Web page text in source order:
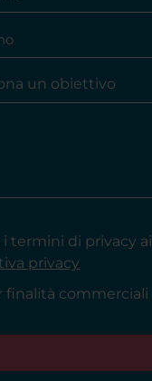
termini di privacy ai
privacy
finalità commerciali